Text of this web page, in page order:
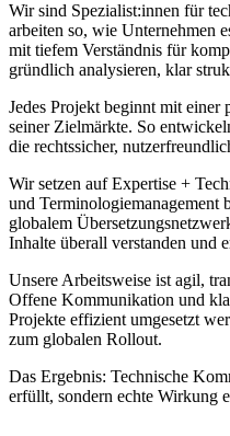
Wir sind Spezialist:innen für
arbeiten so, wie Unternehmen
mit tiefem Verständnis für
gründlich analysieren, klar
Jedes Projekt beginnt mit einer
seiner Zielmärkte. So
die rechtssicher,
Wir setzen auf Expertise +
und
globalem
Inhalte überall verstanden und
Unsere Arbeitsweise ist agil,
Offene Kommunikation und
Projekte effizient umgesetzt
zum globalen Rollout.
Das Ergebnis: Technische
erfüllt, sondern echte Wirkung